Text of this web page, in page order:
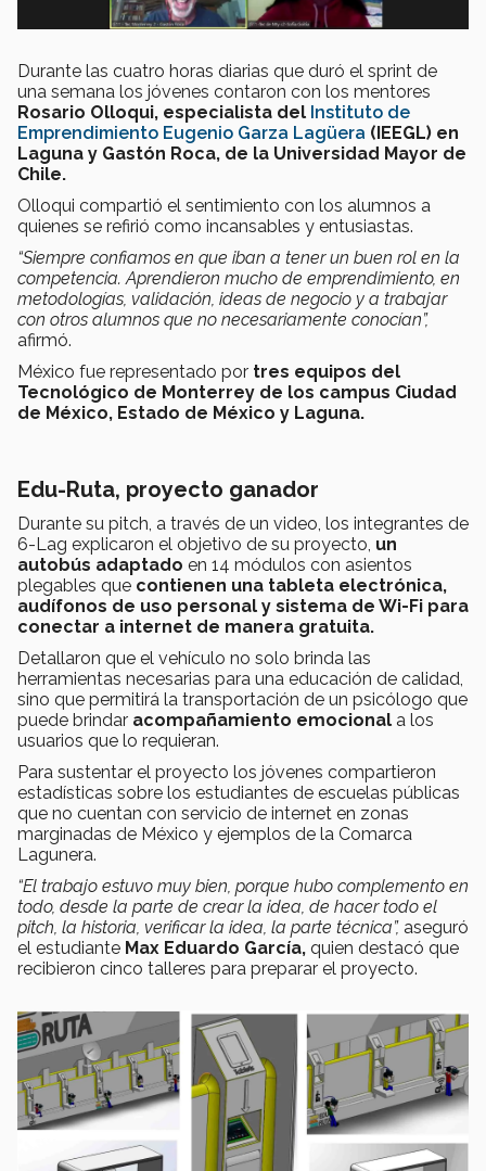
Durante las cuatro horas diarias que duró el sprint de
una semana los jóvenes contaron con los mentores
Rosario Olloqui, especialista del Instituto de
Emprendimiento Eugenio Garza Lagüera (IEEGL) en
Laguna y Gastón Roca, de la Universidad Mayor de
Chile.
Olloqui compartió el sentimiento con los alumnos a
quienes se refirió como incansables y entusiastas.
“Siempre confiamos en que iban a tener un buen rol en la
competencia. Aprendieron mucho de emprendimiento, en
metodologías, validación, ideas de negocio y a trabajar
con otros alumnos que no necesariamente conocían”,
afirmó.
México fue representado por tres equipos del
Tecnológico de Monterrey de los campus Ciudad
de México, Estado de México y Laguna.
Edu-Ruta, proyecto ganador
Durante su pitch, a través de un video, los integrantes de
6-Lag explicaron el objetivo de su proyecto, un
autobús adaptado en 14 módulos con asientos
plegables que contienen una tableta electrónica,
audífonos de uso personal y sistema de Wi-Fi para
conectar a internet de manera gratuita.
Detallaron que el vehículo no solo brinda las
herramientas necesarias para una educación de calidad,
sino que permitirá la transportación de un psicólogo que
puede brindar acompañamiento emocional a los
usuarios que lo requieran.
Para sustentar el proyecto los jóvenes compartieron
estadísticas sobre los estudiantes de escuelas públicas
que no cuentan con servicio de internet en zonas
marginadas de México y ejemplos de la Comarca
Lagunera.
“El trabajo estuvo muy bien, porque hubo complemento en
todo, desde la parte de crear la idea, de hacer todo el
pitch, la historia, verificar la idea, la parte técnica”, aseguró
el estudiante Max Eduardo García, quien destacó que
recibieron cinco talleres para preparar el proyecto.